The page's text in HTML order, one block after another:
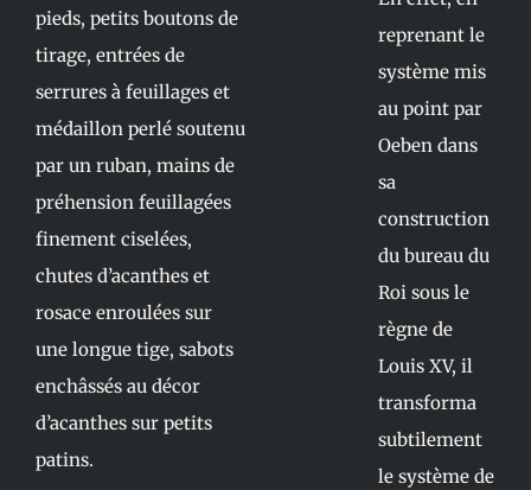
pieds, petits boutons de
tirage, entrées de
serrures à feuillages et
médaillon perlé soutenu
par un ruban, mains de
préhension feuillagées
finement ciselées,
chutes d’acanthes et
rosace enroulées sur
une longue tige, sabots
enchâssés au décor
d’acanthes sur petits
patins.
reprenant le
système mis
au point par
Oeben dans
sa
construction
du bureau du
Roi sous le
règne de
Louis XV, il
transforma
subtilement
le système de